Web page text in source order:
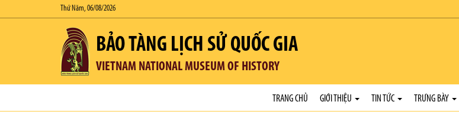
Thứ Năm, 06/08/2026
BẢO TÀNG LỊCH SỬ QUỐC GIA
VIETNAM NATIONAL MUSEUM OF HISTORY
TRANG CHỦ GIỚI THIỆU TIN TỨC TRƯNG BÀY